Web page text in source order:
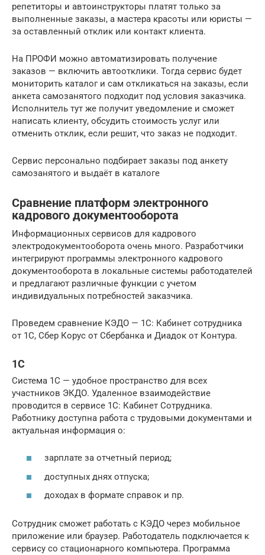
репетиторы и автоинструкторы платят только за
выполненные заказы, а мастера красоты или юристы —
за оставленный отклик или контакт клиента.
На ПРОФИ можно автоматизировать получение
заказов — включить автоотклики. Тогда сервис будет
мониторить каталог и сам откликаться на заказы, если
анкета самозанятого подходит под условия заказчика.
Исполнитель тут же получит уведомление и сможет
написать клиенту, обсудить стоимость услуг или
отменить отклик, если решит, что заказ не подходит.
Сервис персонально подбирает заказы под анкету
самозанятого и выдаёт в каталоге
Сравнение платформ электронного
кадрового документооборота
Информационных сервисов для кадрового
электродокументооборота очень много. Разработчики
интегрируют программы электронного кадрового
документооборота в локальные системы работодателей
и предлагают различные функции с учетом
индивидуальных потребностей заказчика.
Проведем сравнение КЭДО — 1С: Кабинет сотрудника
от 1С, Сбер Корус от Сбербанка и Диадок от Контура.
1С
Система 1С — удобное пространство для всех
участников ЭКДО. Удаленное взаимодействие
проводится в сервисе 1С: Кабинет Сотрудника.
Работнику доступна работа с трудовыми документами и
актуальная информация о:
зарплате за отчетный период;
доступных днях отпуска;
доходах в формате справок и пр.
Сотрудник сможет работать с КЭДО через мобильное
приложение или браузер. Работодатель подключается к
сервису со стационарного компьютера. Программа